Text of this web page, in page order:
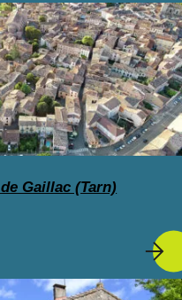
de Gaillac (Tarn)